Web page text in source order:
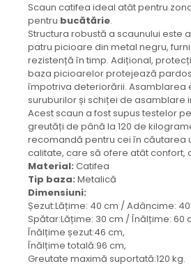
Scaun catifea ideal atât pentru
pentru bucătărie.
Structura robustă a scaunului este
patru picioare din metal negru,
rezistență în timp. Adițional,
baza picioarelor protejează
împotriva deteriorării. Asamblarea
suruburilor și schiței de asamblare
Acest scaun a fost supus testelor
greutăți de până la 120 de
recomandă pentru cei în căutarea
calitate, care să ofere atât confort,
Material: Catifea
Tip baza: Metalică
Dimensiuni:
Șezut:Lățime: 40 cm / Adâncime:
Spătar:Lățime: 30 cm / Înălțime: 60
Înălțime șezut:46 cm,
Înălțime totală:96 cm,
Greutate maximă suportată:120 kg.